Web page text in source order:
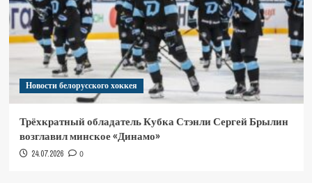
Новости белорусского хоккея
Трёхкратный обладатель Кубка Стэнли Сергей Брылин
возглавил минское «Динамо»
24.07.2026 0